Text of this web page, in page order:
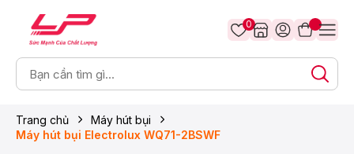
0
Trang chủ
Máy hút bụi
Máy hút bụi Electrolux WQ71-2BSWF